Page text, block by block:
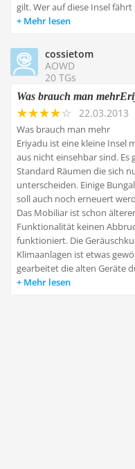
gilt. Wer auf diese Insel
Mehr lesen
cossietom
AOWD
20 TGs
Was brauch man
22.03.2013
Was brauch man mehr
Eriyadu ist eine kleine Insel
aus nicht einsehbar sind.
Standard Räumen die sich
unterscheiden. Einige
soll auch noch erneuert
Das Mobiliar ist schon
Funktionalität keinen
funktioniert. Die
Klimaanlagen ist etwas
gearbeitet die alten Geräte
Mehr lesen